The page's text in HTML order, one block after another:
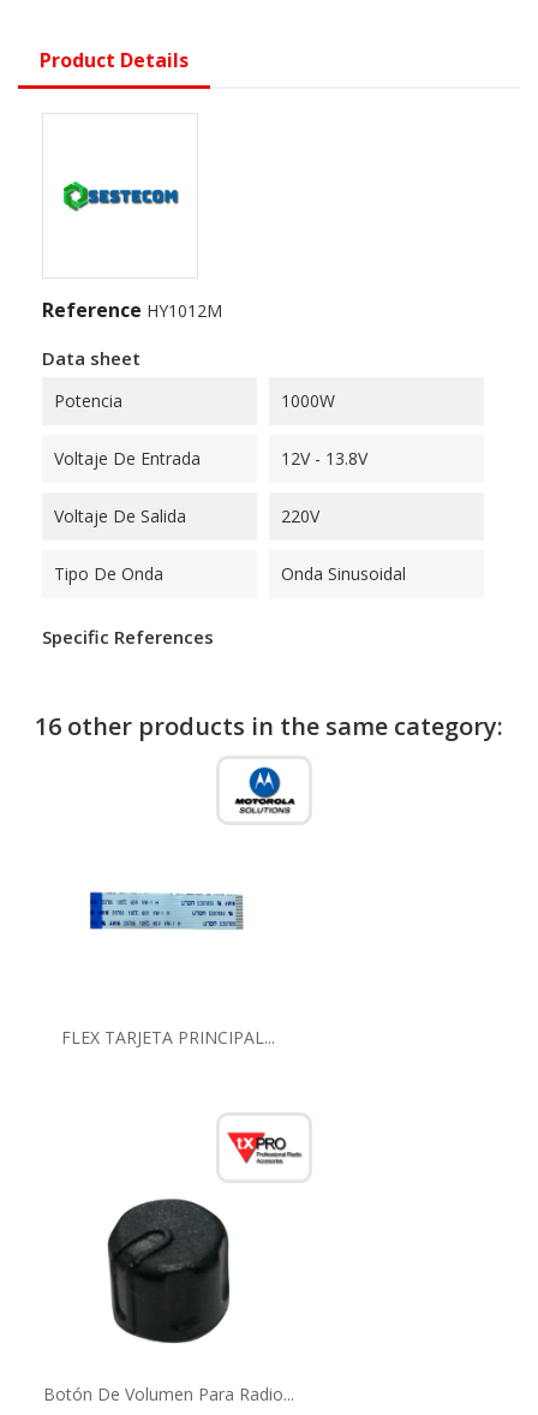
Product Details
Reference HY1012M
Data sheet
Potencia 1000W
Voltaje De Entrada 12V - 13.8V
Voltaje De Salida 220V
Tipo De Onda Onda Sinusoidal
Specific References
16 other products in the same category:
FLEX TARJETA PRINCIPAL...
Botón De Volumen Para Radio...